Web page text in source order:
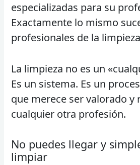
especializadas para su
Exactamente lo mismo
profesionales de la
La limpieza no es un
Es un sistema. Es un
que merece ser valorado y
cualquier otra profesión.
No puedes llegar y
limpiar